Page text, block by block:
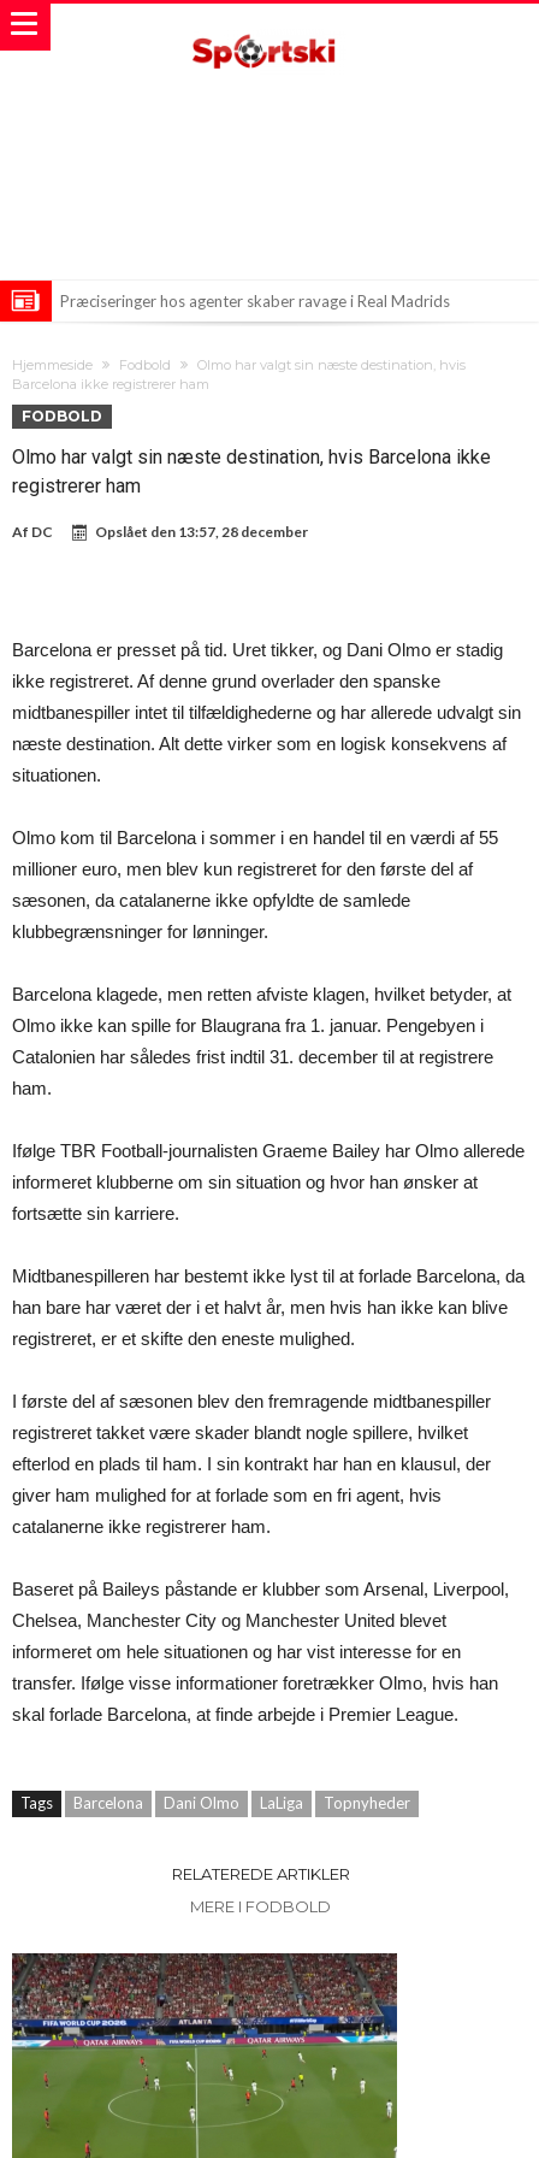
Præciseringer hos agenter skaber ravage i Real Madrids
Nye Træk hos City i Det Nuværende Transfermarked—Kan 200
Millioner Blive Brugt?
Hjemmeside Fodbold
Olmo har valgt sin næste destination, hvis
Barcelona ikke registrerer ham
FODBOLD
Olmo har valgt sin næste destination, hvis Barcelona ikke
registrerer ham
Af DC Opslået den 13:57, 28 december
Barcelona er presset på tid. Uret tikker, og Dani Olmo er stadig
ikke registreret. Af denne grund overlader den spanske
midtbanespiller intet til tilfældighederne og har allerede udvalgt sin
næste destination. Alt dette virker som en logisk konsekvens af
situationen.
Olmo kom til Barcelona i sommer i en handel til en værdi af 55
millioner euro, men blev kun registreret for den første del af
sæsonen, da catalanerne ikke opfyldte de samlede
klubbegrænsninger for lønninger.
Barcelona klagede, men retten afviste klagen, hvilket betyder, at
Olmo ikke kan spille for Blaugrana fra 1. januar. Pengebyen i
Catalonien har således frist indtil 31. december til at registrere
ham.
Ifølge TBR Football-journalisten Graeme Bailey har Olmo allerede
informeret klubberne om sin situation og hvor han ønsker at
fortsætte sin karriere.
Midtbanespilleren har bestemt ikke lyst til at forlade Barcelona, da
han bare har været der i et halvt år, men hvis han ikke kan blive
registreret, er et skifte den eneste mulighed.
I første del af sæsonen blev den fremragende midtbanespiller
registreret takket være skader blandt nogle spillere, hvilket
efterlod en plads til ham. I sin kontrakt har han en klausul, der
giver ham mulighed for at forlade som en fri agent, hvis
catalanerne ikke registrerer ham.
Baseret på Baileys påstande er klubber som Arsenal, Liverpool,
Chelsea, Manchester City og Manchester United blevet
informeret om hele situationen og har vist interesse for en
transfer. Ifølge visse informationer foretrækker Olmo, hvis han
skal forlade Barcelona, at finde arbejde i Premier League.
Tags Barcelona Dani Olmo LaLiga Topnyheder
RELATEREDE ARTIKLER
MERE I FODBOLD